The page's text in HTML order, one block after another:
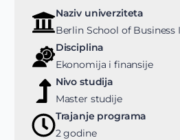
Naziv univerziteta
Berlin School of Business
Disciplina
Ekonomija i finansije
Nivo studija
Master studije
Trajanje programa
2 godine